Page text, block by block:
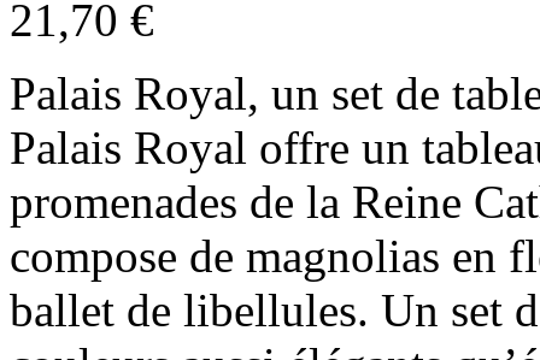
21,70 €
Palais Royal, un set de
Palais Royal offre un
promenades de la Reine
compose de magnolias en
ballet de libellules. Un set